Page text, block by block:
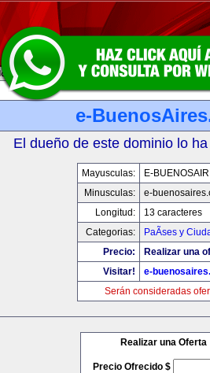
e-
El dueño de este dominio lo
Mayusculas:
E-
Minusculas:
e-
Longitud:
13 caracteres
Categorias:
PaÃ­ses y
Precio:
Realizar una
Visitar!
e-
Serán consideradas
Realizar una Oferta
Precio Ofrecido $